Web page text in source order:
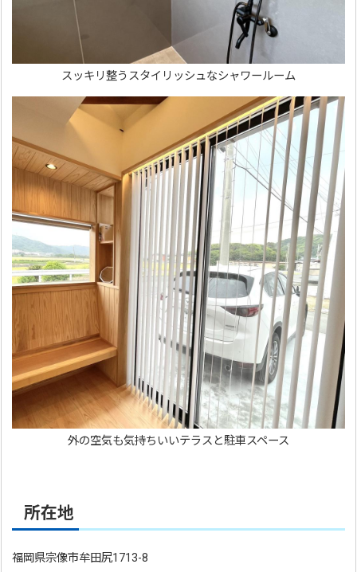
スッキリ整うスタイリッシュなシャワールーム
外の空気も気持ちいいテラスと駐車スペース
所在地
福岡県宗像市牟田尻1713-8